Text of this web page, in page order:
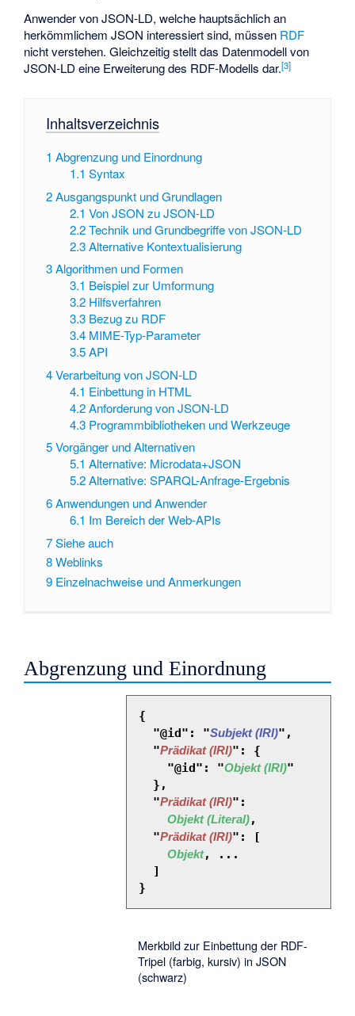
Anwender von JSON-LD, welche hauptsächlich an
herkömmlichem JSON interessiert sind, müssen RDF
nicht verstehen. Gleichzeitig stellt das Datenmodell von
JSON-LD eine Erweiterung des RDF-Modells dar.[3]
Inhaltsverzeichnis
1 Abgrenzung und Einordnung
1.1 Syntax
2Ausgangspunkt und Grundlagen
2.1 Von JSON zu JSON-LD
2.2 Technik und Grundbegriffe von JSON-LD
2.3 Alternative Kontextualisierung
3Algorithmen und Formen
3.1 Beispiel zur Umformung
3.2 Hilfsverfahren
3.3 Bezug zu RDF
3.4 MIME-Typ-Parameter
3.5 API
4Verarbeitung von JSON-LD
4.1 Einbettung in HTML
4.2 Anforderung von JSON-LD
4.3 Programmbibliotheken und Werkzeuge
5Vorgänger und Alternativen
5.1 Alternative: Microdata+JSON
5.2 Alternative: SPARQL-Anfrage-Ergebnis
6Anwendungen und Anwender
6.1 Im Bereich der Web-APIs
7Siehe auch
8Weblinks
9 Einzelnachweise und Anmerkungen
Abgrenzung und Einordnung
{
  "@id": "
Subjekt (IRI)",
  "
Prädikat (IRI)": {
    "@id": "
Objekt (IRI)"
  "
Prädikat (IRI)":
Objekt (Literal),
  "
Prädikat (IRI)": [
Objekt, ...
Merkbild zur Einbettung der RDF-
Tripel (farbig, kursiv) in JSON
(schwarz)